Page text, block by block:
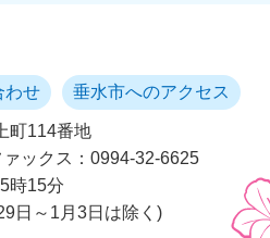
わせ 垂水市へのアクセス
町114番地
ァックス：0994-32-6625
時15分
日～1月3日は除く)